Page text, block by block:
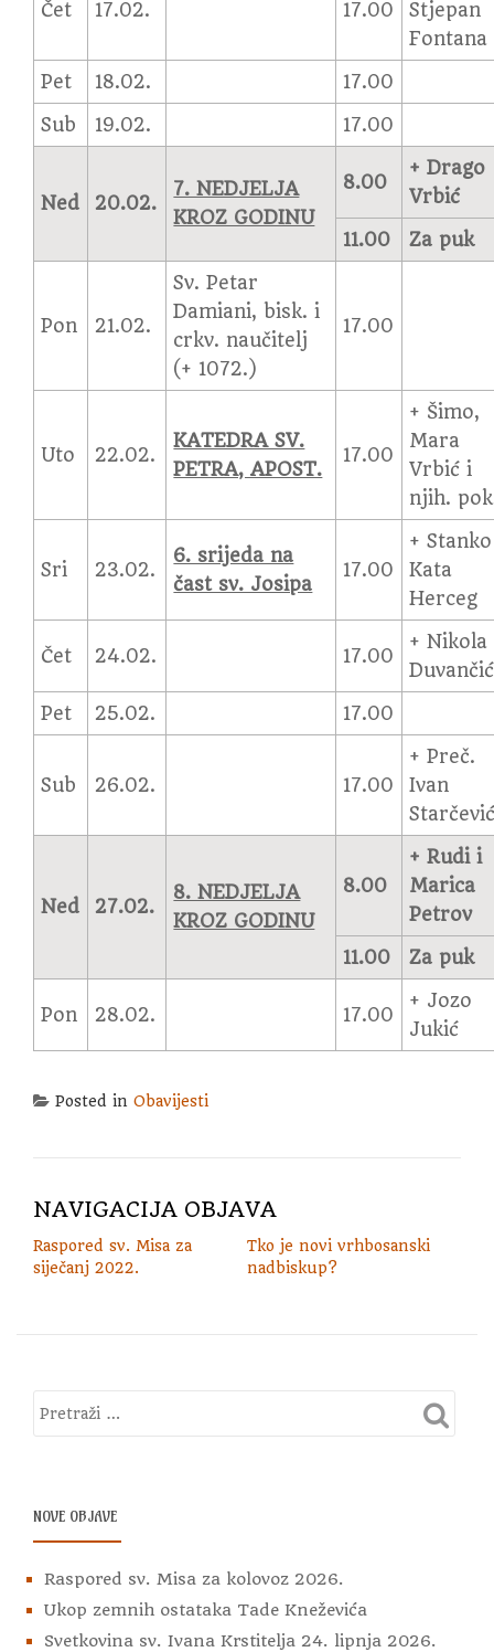
Čet 17.02. 17.00
Stjepan
Fontana
Pet
18.02.
17.00
Sub
19.02. 17.00
Ned 20.02.
7. NEDJELJA
KROZ GODINU
8.00
+ Drago
Vrbić
11.00
Za puk
Pon 21.02.
Sv. Petar
Damiani, bisk. i
crkv. naučitelj
(+ 1072.)
17.00
Uto 22.02.
KATEDRA SV.
PETRA, APOST.
17.00
+ Šimo,
Mara
Vrbić i
njih.
Sri 23.02.
6. srijeda na
čast sv. Josipa
17.00
+
Kata
Herceg
Čet 24.02. 17.00
+ Nikola
Duvančić
Pet
25.02. 17.00
Sub 26.02. 17.00
+ Preč.
Ivan
Ned 27.02.
8. NEDJELJA
KROZ GODINU
8.00
+ Rudi i
Marica
Petrov
11.00
Za puk
Pon 28.02. 17.00
+ Jozo
Jukić
Posted in Obavijesti
NAVIGACIJA OBJAVA
Raspored sv. Misa za
siječanj 2022.
Tko je novi vrhbosanski
nadbiskup?
NOVE OBJAVE
Raspored sv. Misa za kolovoz 2026.
Ukop zemnih ostataka Tade Kneževića
Svetkovina sv. Ivana Krstitelja 24. lipnja 2026.